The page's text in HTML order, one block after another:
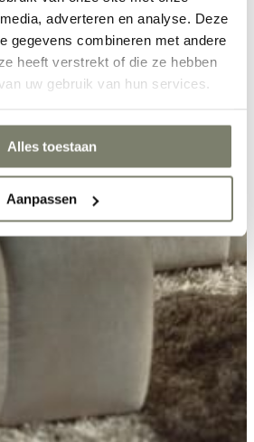
adverteren en analyse. Deze
gegevens combineren met andere
heeft verstrekt of die ze hebben
uw gebruik van hun services.
Alles toestaan
Aanpassen